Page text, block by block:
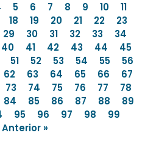
5 6 7 8 9 10
11
18 19 20 21 22
23
29 30 31 32 33
34
40 41 42 43 44
45
51 52 53 54 55
56
62 63 64 65 66
67
73 74 75 76 77
78
84 85 86 87 88
89
95 96 97 98
99
Anterior »